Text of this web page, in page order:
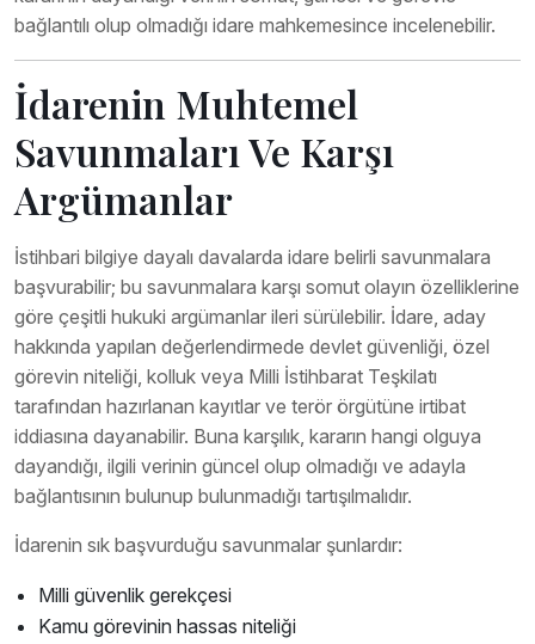
bağlantılı olup olmadığı idare mahkemesince incelenebilir.
İdarenin Muhtemel
Savunmaları Ve Karşı
Argümanlar
İstihbari bilgiye dayalı davalarda idare belirli savunmalara
başvurabilir; bu savunmalara karşı somut olayın özelliklerine
göre çeşitli hukuki argümanlar ileri sürülebilir. İdare, aday
hakkında yapılan değerlendirmede devlet güvenliği, özel
görevin niteliği, kolluk veya Milli İstihbarat Teşkilatı
tarafından hazırlanan kayıtlar ve terör örgütüne irtibat
iddiasına dayanabilir. Buna karşılık, kararın hangi olguya
dayandığı, ilgili verinin güncel olup olmadığı ve adayla
bağlantısının bulunup bulunmadığı tartışılmalıdır.
İdarenin sık başvurduğu savunmalar şunlardır:
Milli güvenlik gerekçesi
Kamu görevinin hassas niteliği